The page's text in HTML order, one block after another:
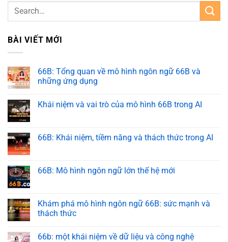
BÀI VIẾT MỚI
66B: Tổng quan về mô hình ngôn ngữ 66B và
những ứng dụng
Khái niệm và vai trò của mô hình 66B trong AI
66B: Khái niệm, tiềm năng và thách thức trong AI
66B: Mô hình ngôn ngữ lớn thế hệ mới
Khám phá mô hình ngôn ngữ 66B: sức mạnh và
thách thức
66b: một khái niệm về dữ liệu và công nghệ